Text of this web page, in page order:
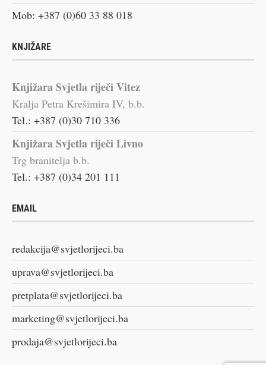
Mob: +387 (0)60 33 88 018
KNJIŽARE
Knjižara Svjetla riječi Vitez
Kralja Petra Krešimira IV, b.b.
Tel.: +387 (0)30 710 336
Knjižara Svjetla riječi Livno
Trg branitelja b.b.
Tel.: +387 (0)34 201 111
EMAIL
redakcija@svjetlorijeci.ba
uprava@svjetlorijeci.ba
pretplata@svjetlorijeci.ba
marketing@svjetlorijeci.ba
prodaja@svjetlorijeci.ba